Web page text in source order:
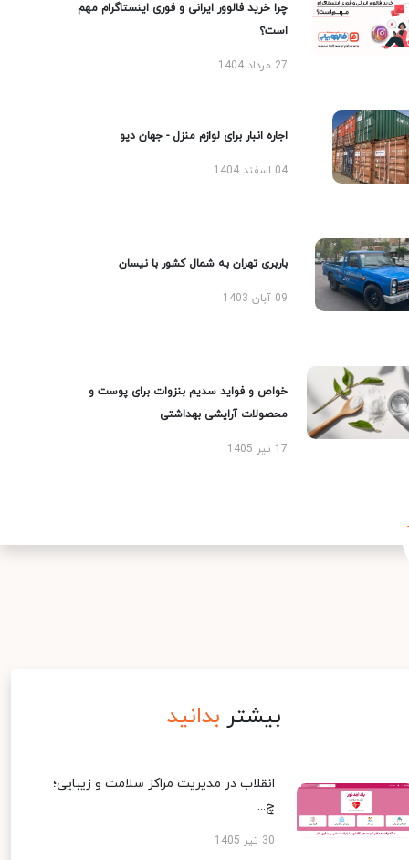
چرا خرید فالوور ایرانی و فوری اینستاگرام مهم
است؟
27 مرداد 1404
اجاره انبار برای لوازم منزل - جهان دپو
04 اسفند 1404
باربری تهران به شمال کشور با نیسان
09 آبان 1403
خواص و فواید سدیم بنزوات برای پوست و
محصولات آرایشی بهداشتی
17 تیر 1405
بیشتر بدانید
انقلاب در مدیریت مراکز سلامت و زیبایی؛
چ...
30 تیر 1405